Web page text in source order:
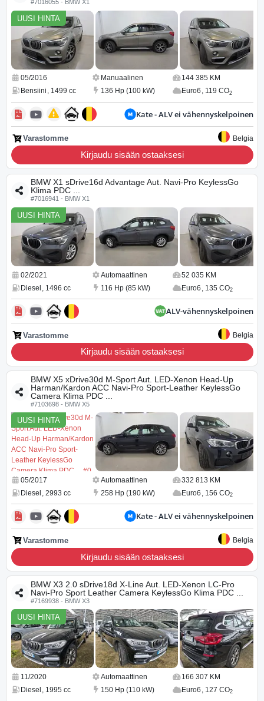
#7016055 - BMW X1
UUSI HINTA
05/2016 Manuaalinen
144 385 KM
Bensiini, 1499 cc 136 Hp (100 kW) Euro6, 119 CO2
Kate - ALV ei vähennyskelpoinen
Varastomme Belgia
Kirjaudu sisään ostaaksesi
BMW X1 sDrive16d Advantage Aut. Navi-Pro KeylessGo
Klima PDC ...
#7016941 - BMW X1
UUSI HINTA
02/2021 Automaattinen
52 035 KM
Diesel
1496 cc 116 Hp (85 kW) Euro6 135 CO2
ALV-vähennyskelpoinen
Varastomme Belgia
Kirjaudu sisään ostaaksesi
BMW X5 xDrive30d M-Sport Aut. LED-Xenon Head-Up
Harman/Kardon ACC Navi-Pro Sport-Leather KeylessGo
Camera Klima PDC ...
#7103698 - BMW X5
UUSI HINTA
05/2017 Automaattinen
332 813 KM
Diesel, 2993 cc 258 Hp (190 kW) Euro6, 156 CO2
Kate - ALV ei vähennyskelpoinen
Varastomme Belgia
Kirjaudu sisään ostaaksesi
BMW X3 2.0 sDrive18d X-Line Aut. LED-Xenon LC-Pro
Navi-Pro Sport Leather Camera KeylessGo Klima PDC ...
#7169938 - BMW X3
UUSI HINTA
11/2020 Automaattinen
166 307 KM
Diesel, 1995 cc 150 Hp (110 kW) Euro6, 127 CO2